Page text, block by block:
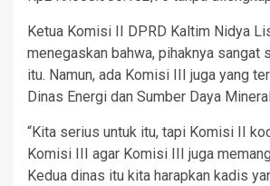
Ketua Komisi II DPRD Kaltim Nidya
menegaskan bahwa, pihaknya sangat
itu. Namun, ada Komisi III juga yang
Dinas Energi dan Sumber Daya
“Kita serius untuk itu, tapi Komisi II
Komisi III agar Komisi III juga
Kedua dinas itu kita harapkan kadis